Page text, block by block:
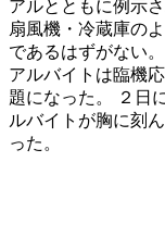
アルとともに例示
扇風機・冷蔵庫の
であるはずがない
アルバイトは臨機
題になった。 ２日
ルバイトが胸に刻
った。